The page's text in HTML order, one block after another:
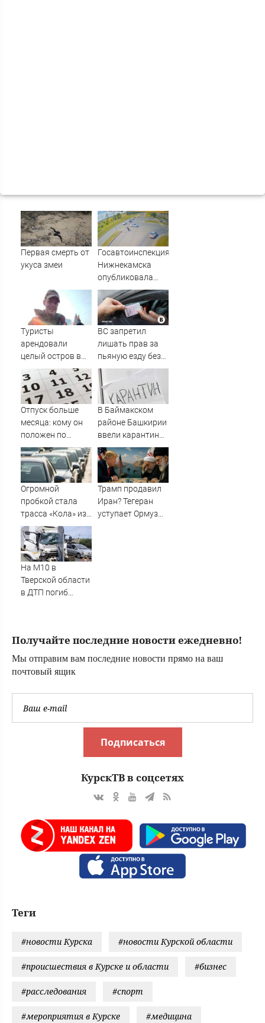
Первая смерть от
укуса змеи
Госавтоинспекция
Нижнекамска
опубликовала
видео жесткого
ДТП с участием
питбайкера
07/08/2026 –
Туристы
арендовали
целый остров в
Карелии (ФОТО)
ВС запретил
лишать прав за
пьяную езду без
документов,
удостоверяющих
личность
Отпуск больше
месяца: кому он
положен по
закону в
Башкирии
В Баймакском
районе Башкирии
ввели карантин
из-за бешенства
Огромной
пробкой стала
трасса «Кола» из-
за завалившейся
фуры
Трамп продавил
Иран? Тегеран
уступает Ормуз
На М10 в
Тверской области
в ДТП погиб
городов Тверской
Afanasy.biz –
Тверские новости.
Новости Твери.
Тверь ново
Получайте последние новости ежедневно!
Мы отправим вам последние новости прямо на ваш
почтовый ящик
Подписаться
КурскТВ в соцсетях
Теги
#новости Курска #новости Курской области
#происшествия в Курске и области #бизнес
#расследования #спорт
#мероприятия в Курске #медицина